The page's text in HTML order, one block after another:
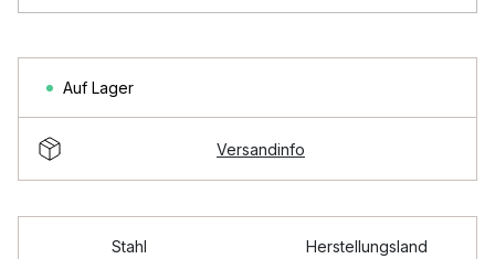
Auf Lager
Versandinfo
Stahl
Herstellungsland